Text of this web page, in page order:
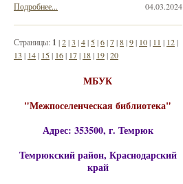
04.03.2024
Подробнее...
Страницы: 1 |2|3 |4| 5|6|7|8|9| 10| 11 | 12|
13 | 14| 15| 16| 17| 18| 19|20
МБУК
"Межпоселенческая библиотека"
Адрес: 353500, г. Темрюк
Темрюкский район, Краснодарский
край